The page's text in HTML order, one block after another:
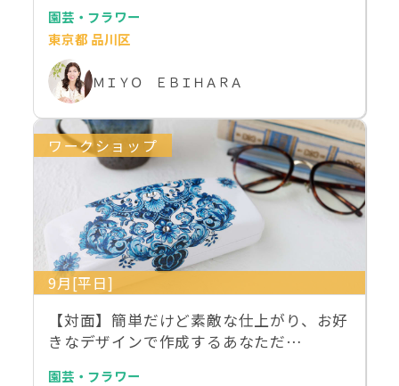
園芸・フラワー
東京都 品川区
ＭＩＹＯ ＥＢＩＨＡＲＡ
ワークショップ
9月[平日]
【対面】簡単だけど素敵な仕上がり、お好
きなデザインで作成するあなただ…
園芸・フラワー